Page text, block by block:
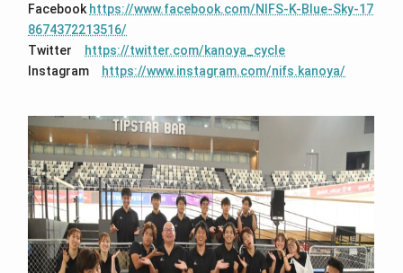
Facebook https://www.facebook.com/NIFS-K-Blue-Sky-17
8674372213516/
Twitter https://twitter.com/kanoya_cycle
Instagram https://www.instagram.com/nifs.kanoya/